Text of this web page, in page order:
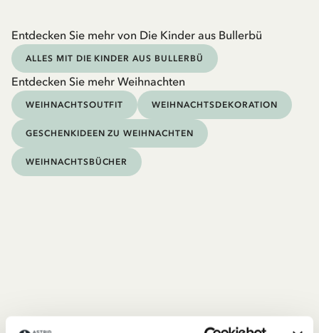
Entdecken Sie mehr von Die Kinder aus Bullerbü
ALLES MIT DIE KINDER AUS BULLERBÜ
Entdecken Sie mehr Weihnachten
WEIHNACHTSOUTFIT WEIHNACHTSDEKORATION
GESCHENKIDEEN ZU WEIHNACHTEN
WEIHNACHTSBÜCHER